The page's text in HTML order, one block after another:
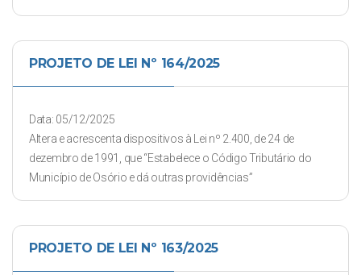
PROJETO DE LEI Nº 164/2025
Data: 05/12/2025
Altera e acrescenta dispositivos à Lei nº 2.400, de 24 de
dezembro de 1991, que “Estabelece o Código Tributário do
Município de Osório e dá outras providências”
PROJETO DE LEI Nº 163/2025